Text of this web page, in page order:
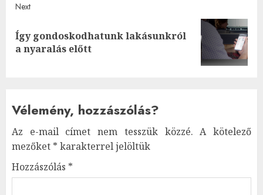
Next
Next
post:
Így gondoskodhatunk lakásunkról
a nyaralás előtt
Vélemény, hozzászólás?
Az e-mail címet nem tesszük közzé. A kötelező
mezőket * karakterrel jelöltük
Hozzászólás *